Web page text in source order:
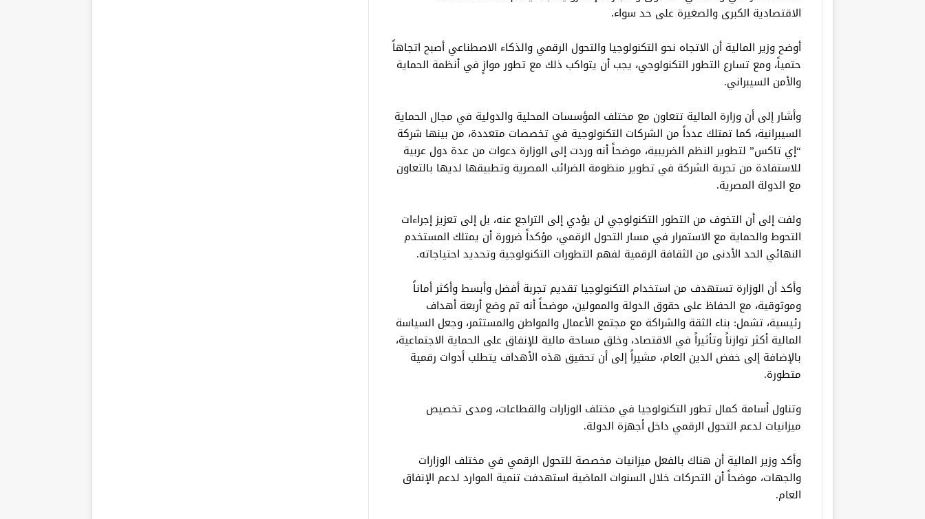
الاقتصادية الكبرى والصغيرة على حد سواء.
أوضح وزير المالية أن الاتجاه نحو التكنولوجيا والتحول الرقمي والذكاء الاصطناعي أصبح اتجاهاً
حتمياً، ومع تسارع التطور التكنولوجي، يجب أن يتواكب ذلك مع تطور موازٍ في أنظمة الحماية
والأمن السيبراني.
وأشار إلى أن وزارة المالية تتعاون مع مختلف المؤسسات المحلية والدولية في مجال الحماية
السيبرانية، كما تمتلك عدداً من الشركات التكنولوجية في تخصصات متعددة، من بينها شركة
“إي تاكس” لتطوير النظم الضريبية، موضحاً أنه وردت إلى الوزارة دعوات من عدة دول عربية
للاستفادة من تجربة الشركة في تطوير منظومة الضرائب المصرية وتطبيقها لديها بالتعاون
مع الدولة المصرية.
ولفت إلى أن التخوف من التطور التكنولوجي لن يؤدي إلى التراجع عنه، بل إلى تعزيز إجراءات
التحوط والحماية مع الاستمرار في مسار التحول الرقمي، مؤكداً ضرورة أن يمتلك المستخدم
النهائي الحد الأدنى من الثقافة الرقمية لفهم التطورات التكنولوجية وتحديد احتياجاته.
وأكد أن الوزارة تستهدف من استخدام التكنولوجيا تقديم تجربة أفضل وأبسط وأكثر أماناً
وموثوقية، مع الحفاظ على حقوق الدولة والممولين، موضحاً أنه تم وضع أربعة أهداف
رئيسية، تشمل: بناء الثقة والشراكة مع مجتمع الأعمال والمواطن والمستثمر، وجعل السياسة
المالية أكثر توازناً وتأثيراً في الاقتصاد، وخلق مساحة مالية للإنفاق على الحماية الاجتماعية،
بالإضافة إلى خفض الدين العام، مشيراً إلى أن تحقيق هذه الأهداف يتطلب أدوات رقمية
متطورة.
وتناول أسامة كمال تطور التكنولوجيا في مختلف الوزارات والقطاعات، ومدى تخصيص
ميزانيات لدعم التحول الرقمي داخل أجهزة الدولة.
وأكد وزير المالية أن هناك بالفعل ميزانيات مخصصة للتحول الرقمي في مختلف الوزارات
والجهات، موضحاً أن التحركات خلال السنوات الماضية استهدفت تنمية الموارد لدعم الإنفاق
العام.